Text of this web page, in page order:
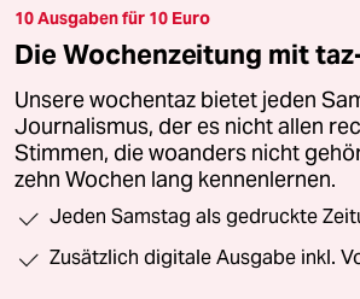
10 Ausgaben für 10 Euro
Die Wochenzeitung mit
Unsere wochentaz bietet jeden
Journalismus, der es nicht allen
Stimmen, die woanders nicht
zehn Wochen lang kennenlernen.
Jeden Samstag als gedruckte
Zusätzlich digitale Ausgabe inkl.